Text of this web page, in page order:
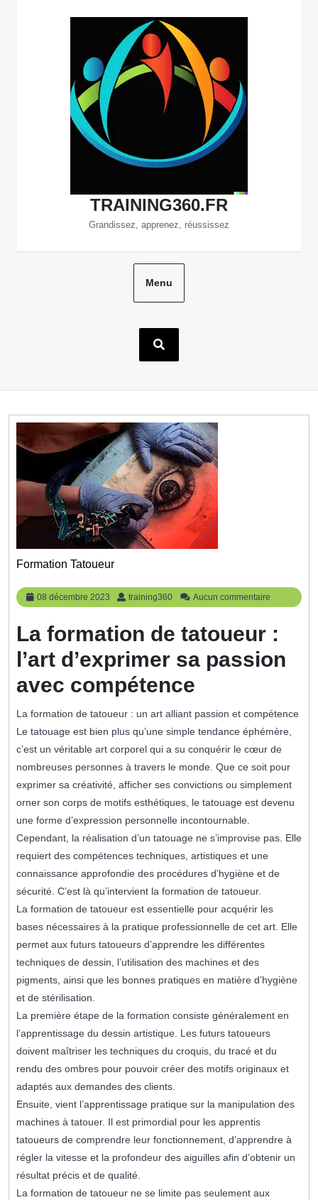
TRAINING360.FR
Grandissez, apprenez, réussissez
Menu
Formation Tatoueur
08 décembre 2023
08
décembre
training360 training360
Aucun commentaire
La formation de tatoueur :
l’art d’exprimer sa passion
avec compétence
La formation de tatoueur : un art alliant passion et compétence
Le tatouage est bien plus qu’une simple tendance éphémère,
c’est un véritable art corporel qui a su conquérir le cœur de
nombreuses personnes à travers le monde. Que ce soit pour
exprimer sa créativité, afficher ses convictions ou simplement
orner son corps de motifs esthétiques, le tatouage est devenu
une forme d’expression personnelle incontournable.
Cependant, la réalisation d’un tatouage ne s’improvise pas. Elle
requiert des compétences techniques, artistiques et une
connaissance approfondie des procédures d’hygiène et de
sécurité. C’est là qu’intervient la formation de tatoueur.
La formation de tatoueur est essentielle pour acquérir les
bases nécessaires à la pratique professionnelle de cet art. Elle
permet aux futurs tatoueurs d’apprendre les différentes
techniques de dessin, l’utilisation des machines et des
pigments, ainsi que les bonnes pratiques en matière d’hygiène
et de stérilisation.
La première étape de la formation consiste généralement en
l’apprentissage du dessin artistique. Les futurs tatoueurs
doivent maîtriser les techniques du croquis, du tracé et du
rendu des ombres pour pouvoir créer des motifs originaux et
adaptés aux demandes des clients.
Ensuite, vient l’apprentissage pratique sur la manipulation des
machines à tatouer. Il est primordial pour les apprentis
tatoueurs de comprendre leur fonctionnement, d’apprendre à
régler la vitesse et la profondeur des aiguilles afin d’obtenir un
résultat précis et de qualité.
La formation de tatoueur ne se limite pas seulement aux